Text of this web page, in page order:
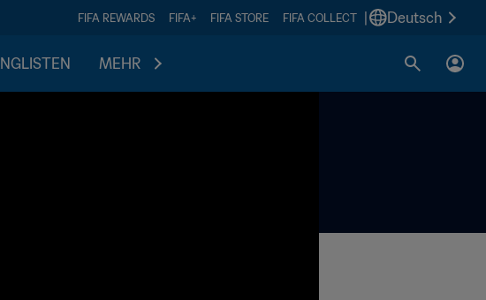
FIFA REWARDS FIFA+ FIFA STORE FIFA COLLECT Deutsch
MEHR